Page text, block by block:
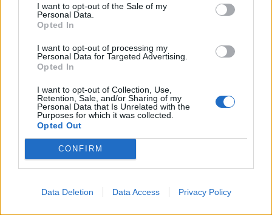
I want to opt-out of the Sale of my
Personal Data.
Opted In
I want to opt-out of processing my
Personal Data for Targeted Advertising.
Opted In
I want to opt-out of Collection, Use,
Retention, Sale, and/or Sharing of my
Personal Data that Is Unrelated with the
Purposes for which it was collected.
Opted Out
CONFIRM
Data Deletion Data Access Privacy Policy
H Επιτροπή Ανταγωνισμού
συμμετέχει σε έργο του
ΟΟΣΑ για την
καταπολέμηση
συμπαιγνιακών πρακτικών
σε δημόσιους
17/09/2024 - 15:43
χτίσουμε μια νέα γενιά
έργων - Αυξήθηκε το ΠΔΕ
για έργα υποδομών
17/09/2024 - 16:22